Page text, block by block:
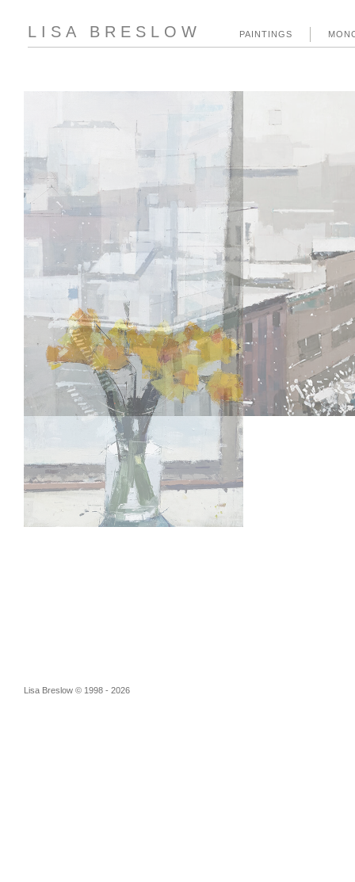
LISA BRESLOW PAINTINGS
Lisa Breslow © 1998 - 2026